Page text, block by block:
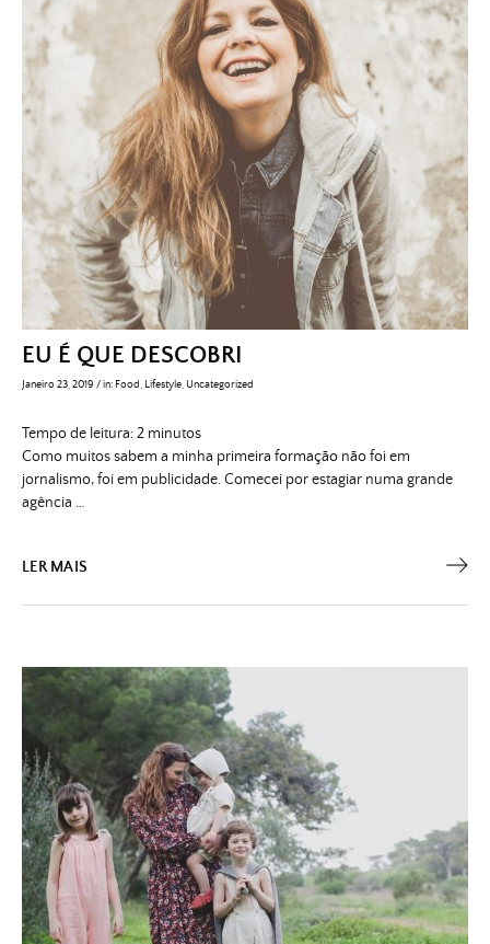
EU É QUE DESCOBRI
Janeiro 23, 2019 /in: Food Lifestyle Uncategorized
Tempo de leitura:2 minutos
Como muitos sabem a minha primeira formação não foi em
jornalismo, foi em publicidade. Comecei por estagiar numa grande
agência …
LER MAIS